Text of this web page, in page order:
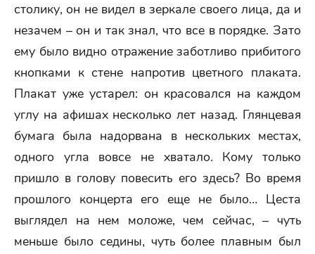
столику, он не видел в зеркале своего лица, да и
незачем – он и так знал, что все в порядке. Зато
ему было видно отражение заботливо прибитого
кнопками к стене напротив цветного плаката.
Плакат уже устарел: он красовался на каждом
углу на афишах несколько лет назад. Глянцевая
бумага была надорвана в нескольких местах,
одного угла вовсе не хватало. Кому только
пришло в голову повесить его здесь? Во время
прошлого концерта его еще не было… Цеста
выглядел на нем моложе, чем сейчас, – чуть
меньше было седины, чуть более плавным был